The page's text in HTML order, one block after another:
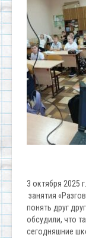
3 октября 2025
занятия
понять друг
обсудили, что
сегодняшние